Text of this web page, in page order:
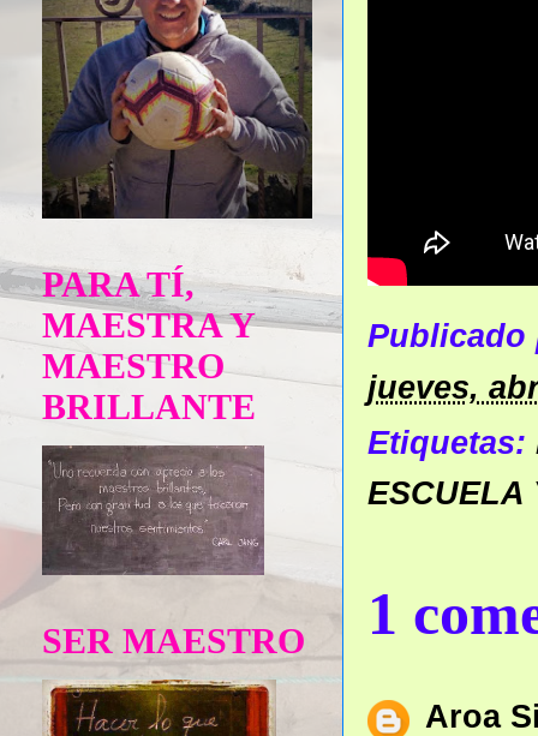
jueves,
Etiquetas:
ESCUELA
1
Aroa
PARA TÍ,
MAESTRA Y
MAESTRO
BRILLANTE
SER MAESTRO